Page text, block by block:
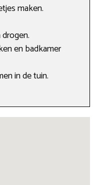
maken.
en badkamer
in de tuin.